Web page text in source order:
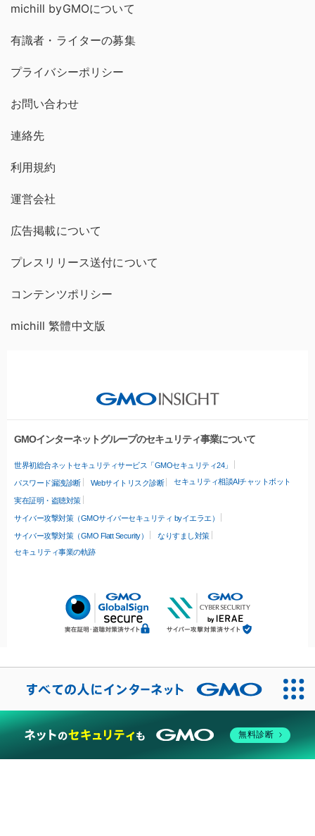
michill byGMOについて
有識者・ライターの募集
プライバシーポリシー
お問い合わせ
連絡先
利用規約
運営会社
広告掲載について
プレスリリース送付について
コンテンツポリシー
michill 繁體中文版
GMOインターネットグループのセキュリティ事業について
世界初総合ネットセキュリティサービス「GMOセキュリティ24」
パスワード漏洩診断 Webサイトリスク診断 セキュリティ相談AIチャットボット
実在証明・盗聴対策
サイバー攻撃対策（GMOサイバーセキュリティ byイエラエ）
サイバー攻撃対策（GMO Flatt Security）
なりすまし対策
セキュリティ事業の軌跡
無料診断